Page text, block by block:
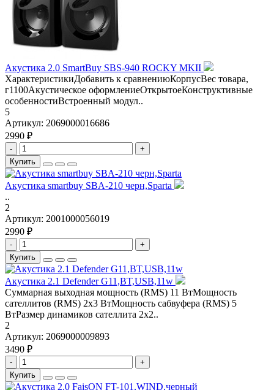
Акустика 2.0 SmartBuy SBS-940 ROCKY MKII
ХарактеристикиДобавить к сравнениюКорпусВес товара,
г1100Акустическое оформлениеОткрытоеКонструктивные
особенностиВстроенный модул..
5
Артикул: 2069000016686
2990 ₽
-
+
Купить
Aкустика smartbuy SBA-210 черн,Sparta
..
2
Артикул: 2001000056019
2990 ₽
-
+
Купить
Акустика 2.1 Defender G11,BT,USB,11w
Суммарная выходная мощность (RMS) 11 ВтМощность
сателлитов (RMS) 2х3 ВтМощность сабвуфера (RMS) 5
ВтРазмер динамиков сателлита 2х2..
2
Артикул: 2069000009893
3490 ₽
-
+
Купить